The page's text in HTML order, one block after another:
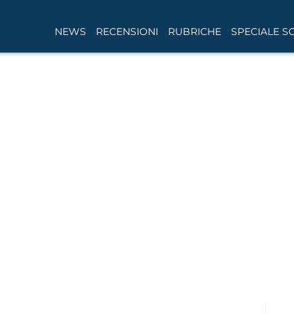
NEWS RECENSIONI RUBRICHE SPECIALE